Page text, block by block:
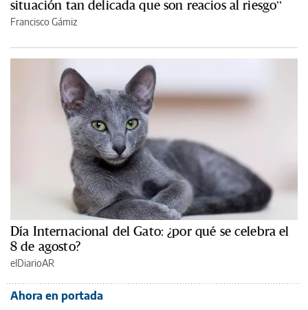
situación tan delicada que son reacios al riesgo”
Francisco Gámiz
Día Internacional del Gato: ¿por qué se celebra el
8 de agosto?
elDiarioAR
Ahora en portada